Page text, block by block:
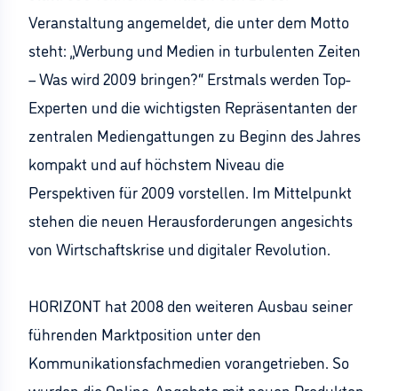
Veranstaltung angemeldet, die unter dem Motto
steht: „Werbung und Medien in turbulenten Zeiten
– Was wird 2009 bringen?“ Erstmals werden Top-
Experten und die wichtigsten Repräsentanten der
zentralen Mediengattungen zu Beginn des Jahres
kompakt und auf höchstem Niveau die
Perspektiven für 2009 vorstellen. Im Mittelpunkt
stehen die neuen Herausforderungen angesichts
von Wirtschaftskrise und digitaler Revolution.
HORIZONT hat 2008 den weiteren Ausbau seiner
führenden Marktposition unter den
Kommunikationsfachmedien vorangetrieben. So